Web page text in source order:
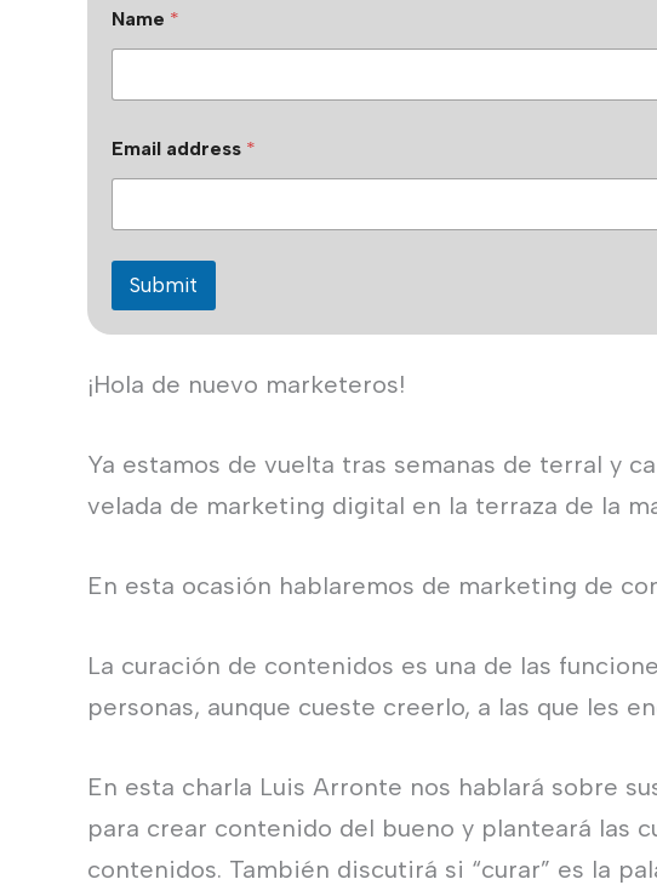
Name *
Email address *
Submit
¡Hola de nuevo marketeros!
Ya estamos de vuelta tras semanas de terral y
velada de marketing digital en la terraza de la
En esta ocasión hablaremos de marketing de
La curación de contenidos es una de las
personas, aunque cueste creerlo, a las que les
En esta charla Luis Arronte nos hablará sobre
para crear contenido del bueno y planteará las
contenidos. También discutirá si “curar” es la